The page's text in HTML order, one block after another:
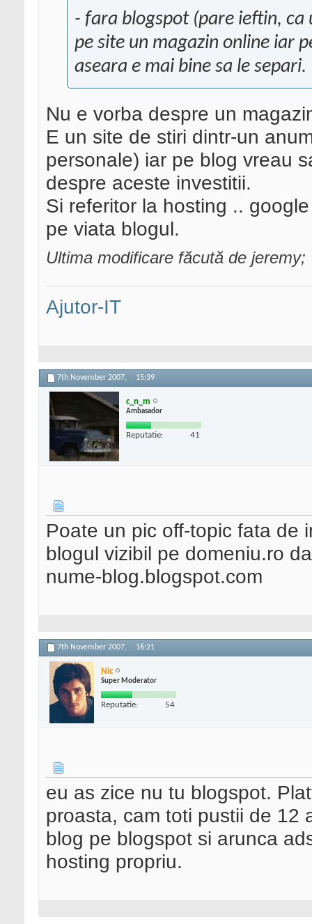
- fara blogspot (pare ieftin, ca
pe site un magazin online iar
aseara e mai bine sa le separi.
Nu e vorba despre un
E un site de stiri dintr-un
personale) iar pe blog vreau
despre aceste investitii.
Si referitor la hosting ..
pe viata blogul.
Ultima modificare făcută de
Ajutor-IT
7th November 2007, 15:39
c_n_m
Ambasador
Reputatie: 41
Poate un pic off-topic fata de
blogul vizibil pe domeniu.ro
nume-blog.blogspot.com
7th November 2007, 16:21
Nic
Super Moderator
Reputatie: 54
eu as zice nu tu blogspot.
proasta, cam toti pustii de 12
blog pe blogspot si arunca
hosting propriu.